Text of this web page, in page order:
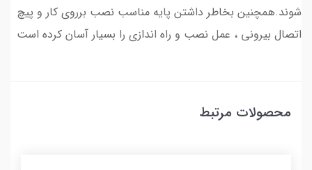
شوند.همچنین بخاطر داشتن پایه مناسب نصب برروی کار و پیچ
اتصال بیرونی ، عمل نصب و راه اندازی را بسیار آسان کرده است
محصولات مرتبط